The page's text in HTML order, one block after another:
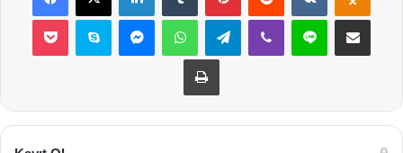
Pocket Skype MessengerWhatsAppTelegramViber Line E-Posta ile
Yazdır